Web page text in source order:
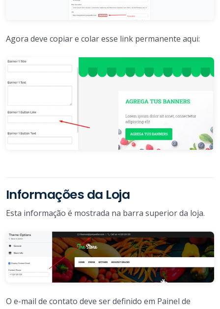
Agora deve copiar e colar esse link permanente aqui:
Informações da Loja
Esta informação é mostrada na barra superior da loja.
O e-mail de contato deve ser definido em Painel de